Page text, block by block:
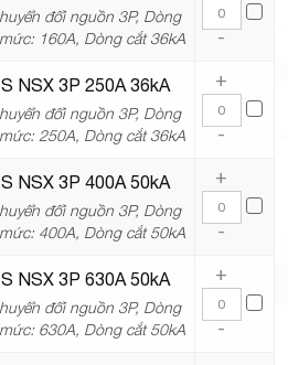
đổi nguồn 3P, Dòng
160A, Dòng cắt 36kA
-
NSX 3P 250A 36kA
đổi nguồn 3P, Dòng
250A, Dòng cắt 36kA
+
-
NSX 3P 400A 50kA
đổi nguồn 3P, Dòng
400A, Dòng cắt 50kA
+
-
NSX 3P 630A 50kA
đổi nguồn 3P, Dòng
630A, Dòng cắt 50kA
+
-